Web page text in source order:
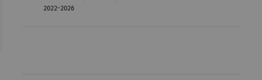
2022-2026